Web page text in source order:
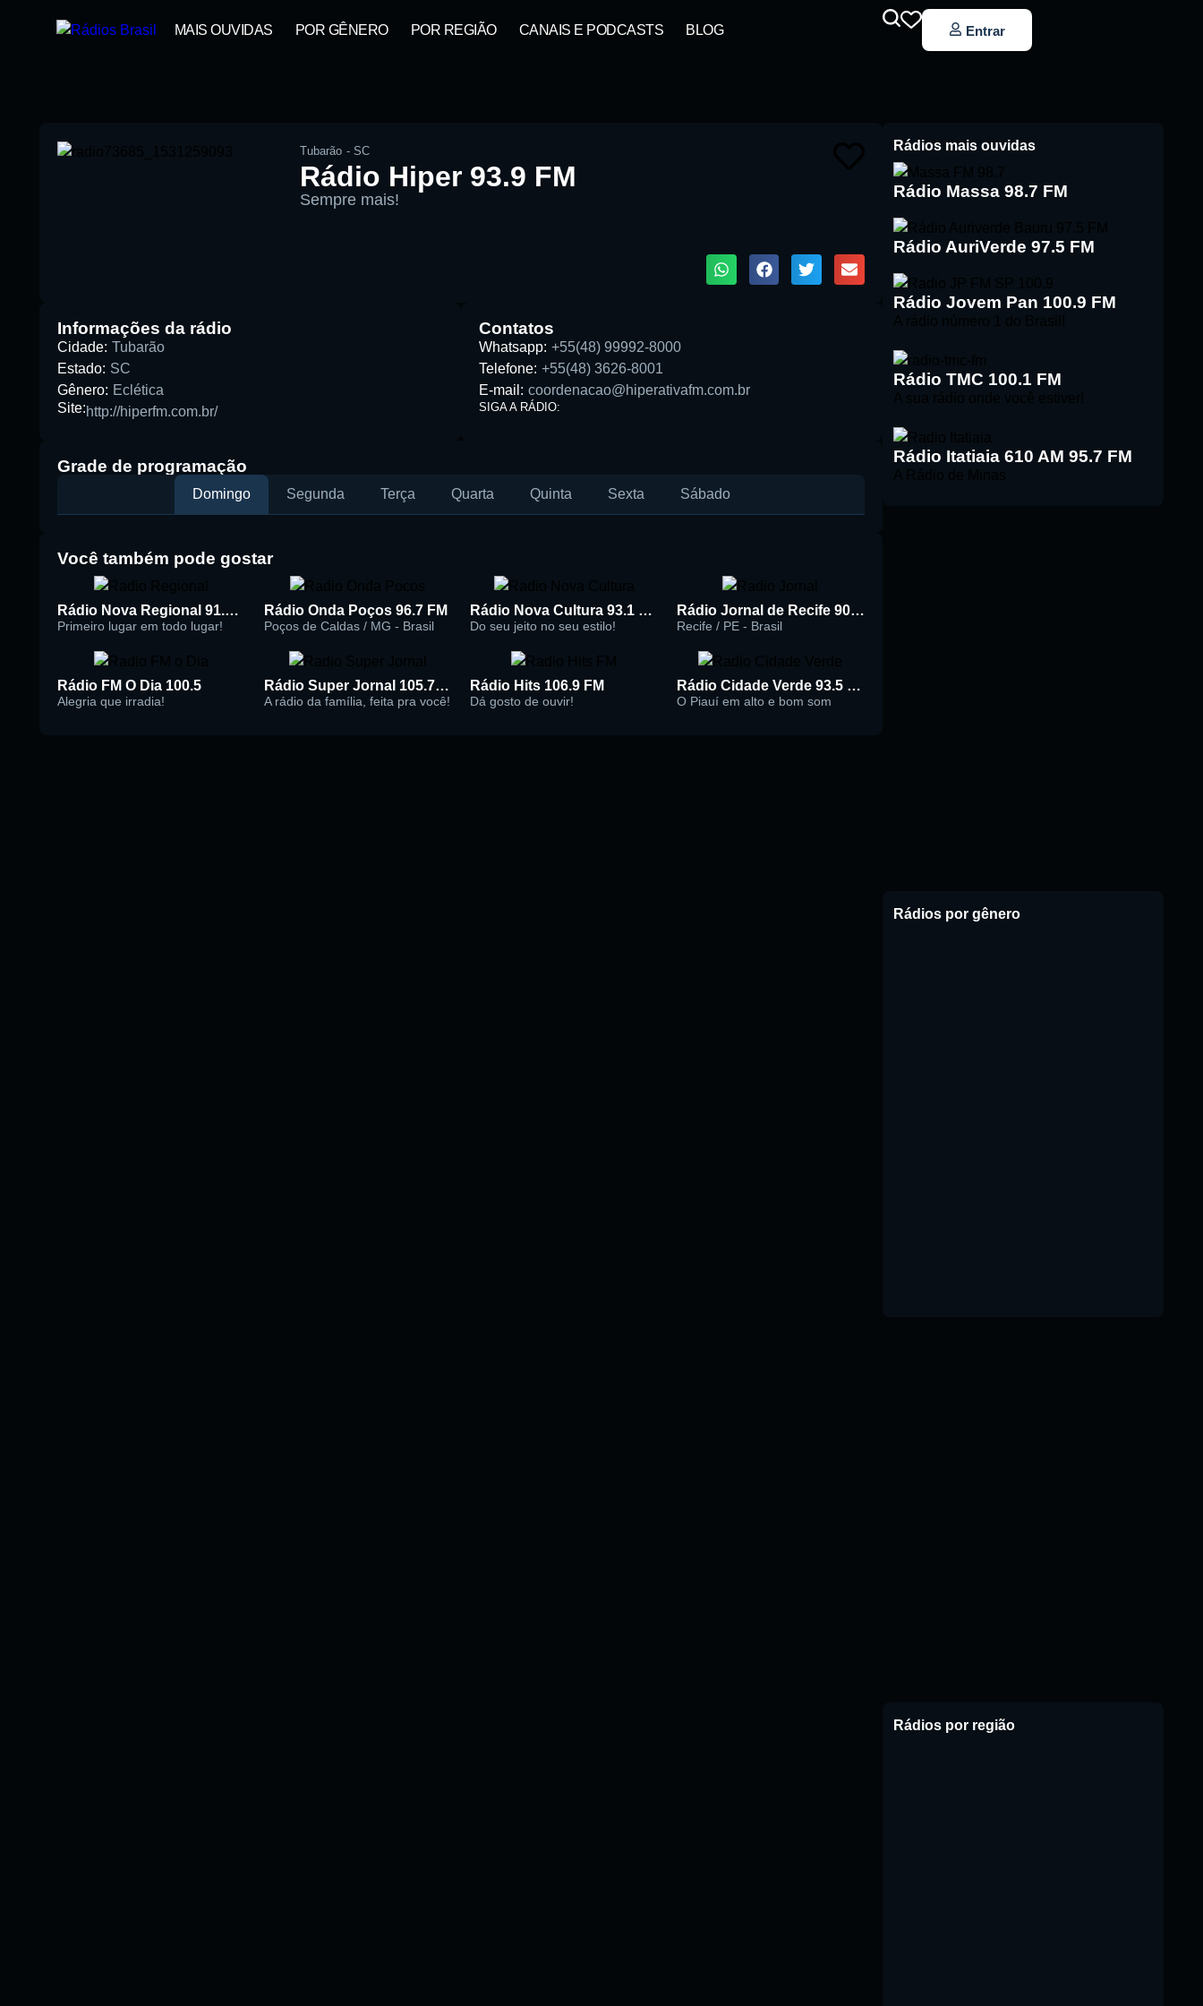
MAIS OUVIDAS POR GÊNERO POR REGIÃO CANAIS E PODCASTS BLOG Entrar
Tubarão - SC
Rádio Hiper 93.9 FM
Sempre mais!
Informações da rádio
Cidade: Tubarão
Estado: SC
Gênero: Eclética
Site:http://hiperfm.com.br/
Contatos
Whatsapp: +55(48) 99992-8000
Telefone: +55(48) 3626-8001
E-mail: coordenacao@hiperativafm.com.br
SIGA A RÁDIO:
Grade de programação
Domingo Segunda Terça Quarta Quinta Sexta Sábado
Você também pode gostar
Rádio Nova Regional 91.5 FM
Primeiro lugar em todo lugar!
Rádio Onda Poços 96.7 FM
Poços de Caldas / MG - Brasil
Rádio Nova Cultura 93.1 FM
Do seu jeito no seu estilo!
Rádio Jornal de Recife 90.3 FM
Recife / PE - Brasil
Rádio FM O Dia 100.5
Alegria que irradia!
Rádio Super Jornal 105.7 FM
A rádio da família, feita pra você!
Rádio Hits 106.9 FM
Dá gosto de ouvir!
Rádio Cidade Verde 93.5 FM
O Piauí em alto e bom som
Rádios mais ouvidas
Rádio Massa 98.7 FM
Rádio AuriVerde 97.5 FM
Rádio Jovem Pan 100.9 FM
Rádio TMC 100.1 FM
Rádio Itatiaia 610 AM 95.7 FM
Rádios por gênero
Rádios por região